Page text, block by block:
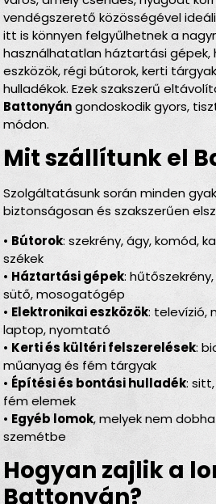
vendégszerető közösségével
itt is könnyen felgyűlhetnek a
használhatatlan háztartási gépek,
eszközök, régi bútorok, kerti
hulladékok. Ezek szakszerű
Battonyángondoskodik gyors,
módon.
Mit szállítunk el
Szolgáltatásunk során minden
biztonságosan és szakszerűen
• Bútorok: szekrény, ágy, komód,
székek
• Háztartási gépek:
sütő, mosogatógép
• Elektronikai eszközök: televízió,
laptop, nyomtató
• Kerti és kültéri felszerelések:
műanyag és fém tárgyak
• Építési és bontási hulladék:
fém elemek
• Egyéb lomok, melyek nem
szemétbe
Hogyan zajlik a
Battonyán?